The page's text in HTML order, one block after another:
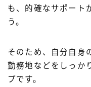
も、的確なサポート
う。
そのため、自分自身
勤務地などをしっか
プです。